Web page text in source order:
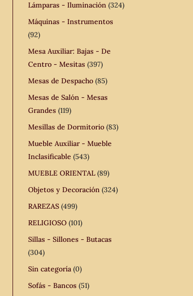
Lámparas - Iluminación (324)
Máquinas - Instrumentos
(92)
Mesa Auxiliar: Bajas - De
Centro - Mesitas (397)
Mesas de Despacho (85)
Mesas de Salón - Mesas
Grandes (119)
Mesillas de Dormitorio (83)
Mueble Auxiliar - Mueble
Inclasificable (543)
MUEBLE ORIENTAL (89)
Objetos y Decoración (324)
RAREZAS (499)
RELIGIOSO (101)
Sillas - Sillones - Butacas
(304)
Sin categoría (0)
Sofás - Bancos (51)